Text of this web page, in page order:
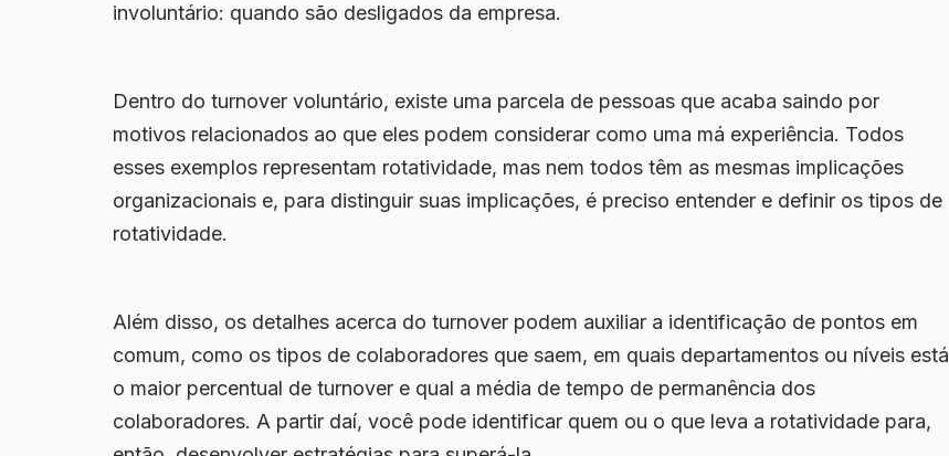
involuntário: quando são desligados da empresa.
Dentro do turnover voluntário, existe uma parcela de pessoas que acaba saindo por
motivos relacionados ao que eles podem considerar como uma má experiência. Todos
esses exemplos representam rotatividade, mas nem todos têm as mesmas implicações
organizacionais e, para distinguir suas implicações, é preciso entender e definir os tipos de
rotatividade.
Além disso, os detalhes acerca do turnover podem auxiliar a identificação de pontos em
comum, como os tipos de colaboradores que saem, em quais departamentos ou níveis está
o maior percentual de turnover e qual a média de tempo de permanência dos
colaboradores. A partir daí, você pode identificar quem ou o que leva a rotatividade para,